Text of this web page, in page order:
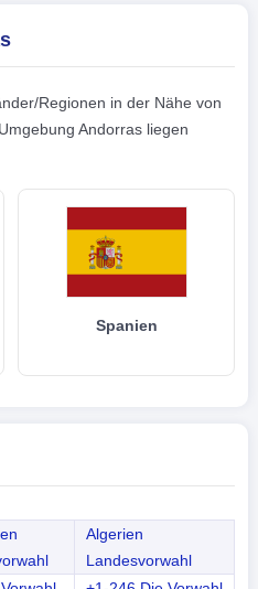
Regionen in der Nähe von
Andorras liegen
Spanien
Algerien
Landesvorwahl